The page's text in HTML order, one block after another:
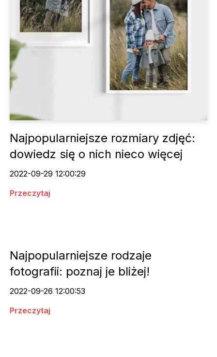
Najpopularniejsze rozmiary zdjęć:
dowiedz się o nich nieco więcej
2022-09-29 12:00:29
Przeczytaj
Najpopularniejsze rodzaje
fotografii: poznaj je bliżej!
2022-09-26 12:00:53
Przeczytaj